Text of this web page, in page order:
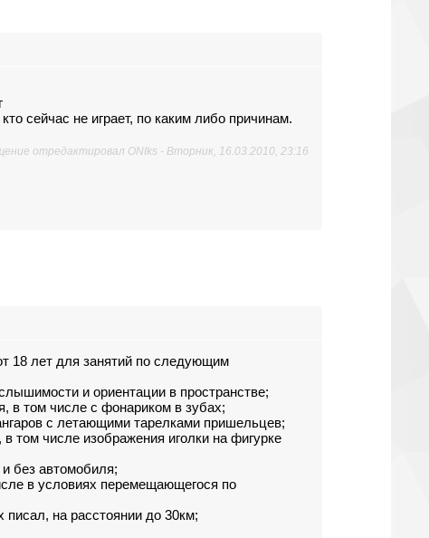
сейчас не играет, по каким либо причинам.
отредактировал ONIks - Вторник, 16.03.2010, 23:16
18 лет для занятий по следующим
и ориентации в пространстве;
в том числе с фонариком в зубах;
с летающими тарелками пришельцев;
том числе изображения иголки на фигурке
без автомобиля;
в условиях перемещающегося по
писал, на расстоянии до 30км;